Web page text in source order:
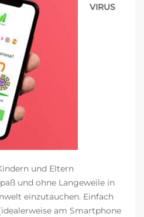
VIRUS
und Eltern
und ohne Langeweile in
einzutauchen. Einfach
am Smartphone